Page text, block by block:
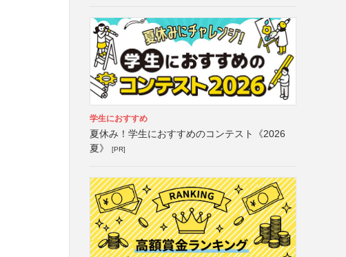
学生におすすめ
夏休み！学生におすすめのコンテスト《2026
夏》
[PR]